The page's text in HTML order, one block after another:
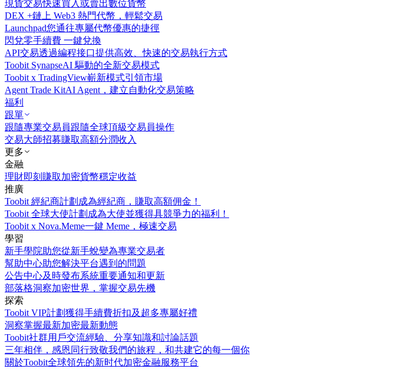
現貨交易快速買入或賣出數位貨幣
DEX +鏈上 Web3 熱門代幣，輕鬆交易
Launchpad您通往專屬代幣優惠的捷徑
閃兌零手續費 一鍵兌換
API交易透過編程接口提供高效、快速的交易執行方式
Toobit SynapseAI 驅動的全新交易模式
Toobit x TradingView嶄新模式引領市場
Agent Trade KitAI Agent，建立自動化交易策略
福利
跟單
跟隨專業交易員跟隨全球頂級交易員操作
交易大師招募賺取高額分潤收入
更多
金融
理財即刻賺取加密貨幣穩定收益
推廣
Toobit 經紀商計劃 成為經紀商，賺取高額佣金！
Toobit 全球大使計劃 成為大使並獲得具競爭力的福利！
Toobit x Nova.Meme一鍵 Meme，極速交易
學習
新手學院助您從新手蛻變為專業交易者
幫助中心助您解決平台遇到的問題
公告中心及時發布系統重要通知和更新
部落格洞察加密世界，掌握交易先機
探索
Toobit VIP計劃獲得手續費折扣及超多專屬好禮
洞察掌握最新加密最新動態
Toobit社群用戶交流經驗、分享知識和討論話題
三年相伴，感恩同行致敬我們的旅程，和共建它的每一個你
關於Toobit全球領先的新时代加密金融服務平台